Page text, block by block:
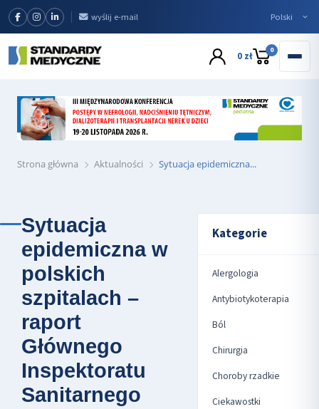
wyślij e-mail
0 zł 0
Strona główna Aktualności Sytuacja epidemiczna...
Sytuacja
epidemiczna w
polskich
szpitalach –
raport
Głównego
Inspektoratu
Sanitarnego
Kategorie
Alergologia
Antybiotykoterapia
Ból
Chirurgia
Choroby rzadkie
Ciekawostki